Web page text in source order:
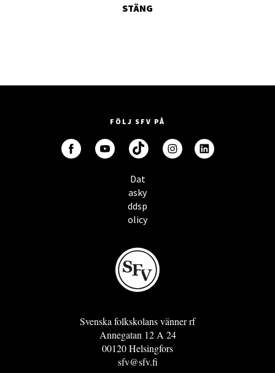
STÄNG
FÖLJ SFV PÅ
Dat
asky
ddsp
olicy
Svenska folkskolans vänner rf
Annegatan 12 A 24
00120 Helsingfors
sfv@sfv.fi